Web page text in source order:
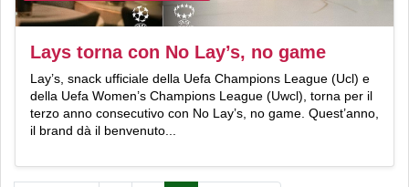
Lays torna con No Lay’s, no game
Lay’s, snack ufficiale della Uefa Champions League (Ucl) e
della Uefa Women’s Champions League (Uwcl), torna per il
terzo anno consecutivo con No Lay’s, no game. Quest’anno,
il brand dà il benvenuto...